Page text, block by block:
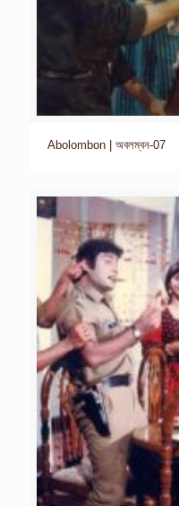
Abolombon | অবলম্বন-07